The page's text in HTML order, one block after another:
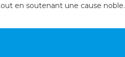
en soutenant une cause noble.